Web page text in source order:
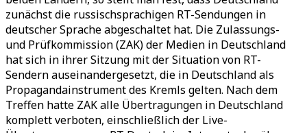
zunächst die russischsprachigen RT-Sendungen in
deutscher Sprache abgeschaltet hat. Die Zulassungs-
und Prüfkommission (ZAK) der Medien in Deutschland
hat sich in ihrer Sitzung mit der Situation von RT-
Sendern auseinandergesetzt, die in Deutschland als
Propagandainstrument des Kremls gelten. Nach dem
Treffen hatte ZAK alle Übertragungen in Deutschland
komplett verboten, einschließlich der Live-